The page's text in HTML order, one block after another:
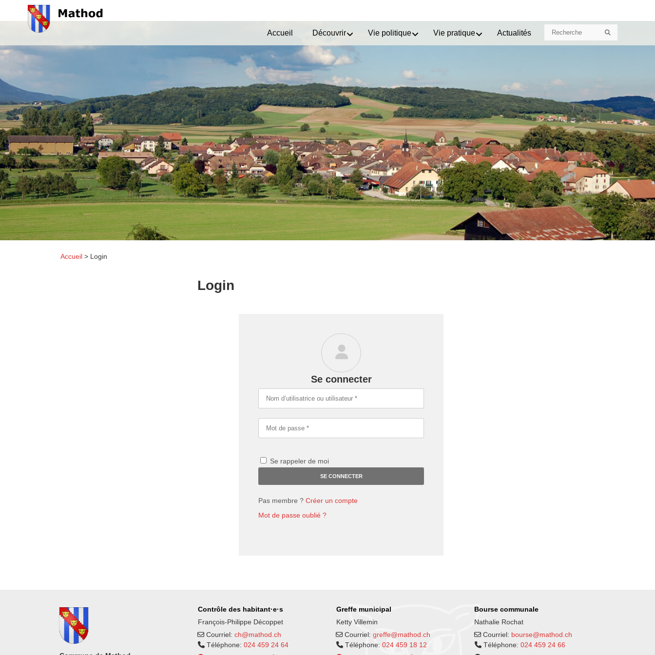
Accueil Découvrir Vie politique Vie pratique Actualités
Accueil > Login
Login
Se connecter
Se rappeler de moi
Pas membre ?Créer un compte
Mot de passe oublié ?
Contrôle des habitant·e·s
François-Philippe Décoppet
Courriel:ch@mathod.ch
Téléphone: 024 459 24 64
Greffe municipal
Ketty Villemin
Courriel:greffe@mathod.ch
Téléphone: 024 459 18 12
Bourse communale
Nathalie Rochat
Courriel: bourse@mathod.ch
Téléphone: 024 459 24 66